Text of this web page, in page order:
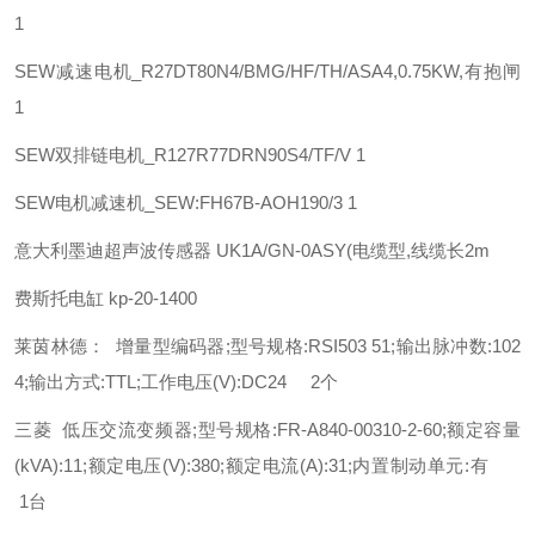
1
SEW减速电机_R27DT80N4/BMG/HF/TH/ASA4,0.75KW,有抱闸
1
SEW双排链电机_R127R77DRN90S4/TF/V 1
SEW电机减速机_SEW:FH67B-AOH190/3 1
意大利墨迪超声波传感器 UK1A/GN-0ASY(电缆型,线缆长2m
费斯托电缸 kp-20-1400
莱茵林德： 增量型编码器;型号规格:RSI503 51;输出脉冲数:102
4;输出方式:TTL;工作电压(V):DC24 2个
三菱 低压交流变频器;型号规格:FR-A840-00310-2-60;额定容量
(kVA):11;额定电压(V):380;额定电流(A):31;内置制动单元:有
1台